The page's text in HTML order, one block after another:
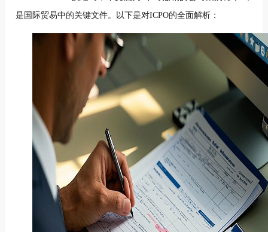
是国际贸易中的关键文件。以下是对ICPO的全面解析：